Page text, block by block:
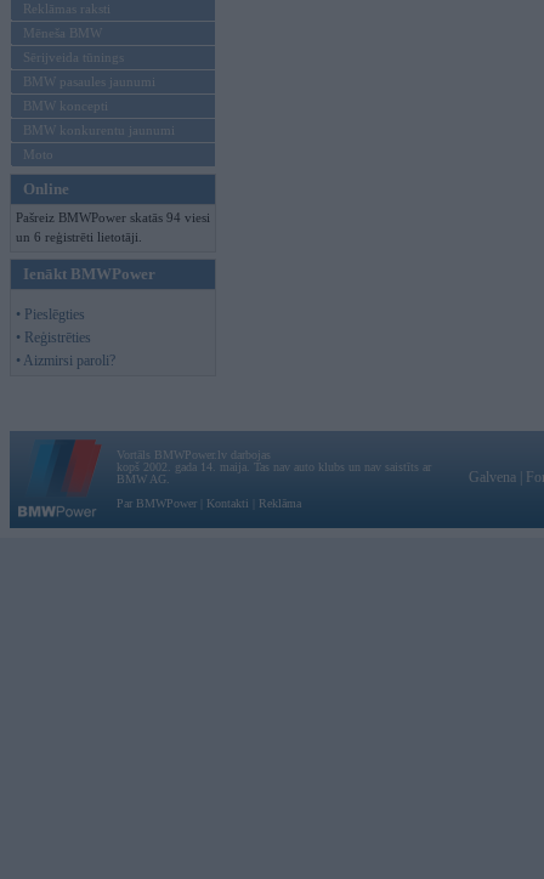
Reklāmas raksti
Mēneša BMW
Sērijveida tūnings
BMW pasaules jaunumi
BMW koncepti
BMW konkurentu jaunumi
Moto
Online
Pašreiz BMWPower skatās 94 viesi
un 6 reģistrēti lietotāji.
Ienākt BMWPower
• Pieslēgties
• Reģistrēties
• Aizmirsi paroli?
Vortāls BMWPower.lv darbojas
kopš 2002. gada 14. maija. Tas nav auto klubs un nav saistīts ar
BMW AG.
Par BMWPower
Kontakti Reklāma
Galvena